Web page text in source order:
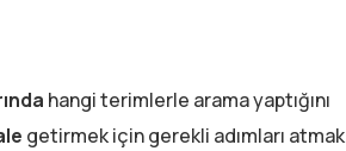
hangi terimlerle arama yaptığını
getirmek için gerekli adımları atmak